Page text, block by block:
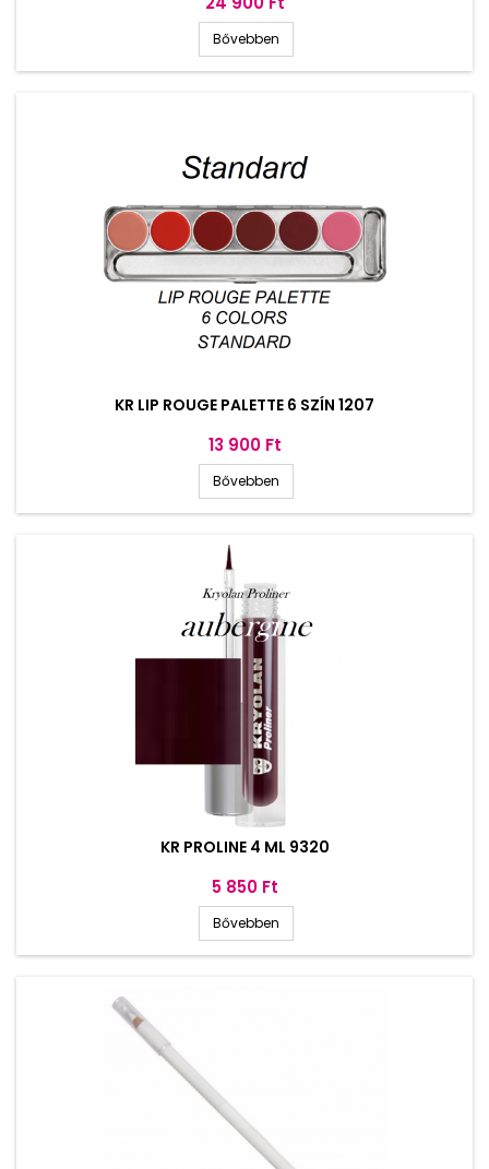
Bővebben
KR LIP ROUGE PALETTE 6 SZÍN 1207
Ár
13 900 Ft
Bővebben
KR PROLINE 4 ML 9320
Ár
5 850 Ft
Bővebben